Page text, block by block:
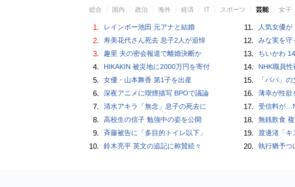
総合 国内 政治 海外 経済 IT スポーツ 芸能 女子
1. レインボー池田 元アナと結婚
2. 寿美花代さん死去 息子2人が追悼
3. 趣里 夫の密会報道で離婚決断か
4. HIKAKIN 被災地に2000万円を寄付
5. 女優・山本舞香 第1子を出産
6. 深夜アニメに喫煙描写 BPOで議論
7. 清水アキラ「無念」息子の死去に
8. 高校生の信子 勉強中の姿を公開
9. 斉藤被告に「多目的トイレ以下」
10. 鈴木亮平 英文の追記に称賛続々
11. 人気女優が
12. みな実を守
13. ちいかわ
14. NHK職員
15. 「パパ」
16. 薄幸が性欲
17. 受信料が
18. 無銭飲食
19. 渡邊渚「キ
20. 執行猶予つ